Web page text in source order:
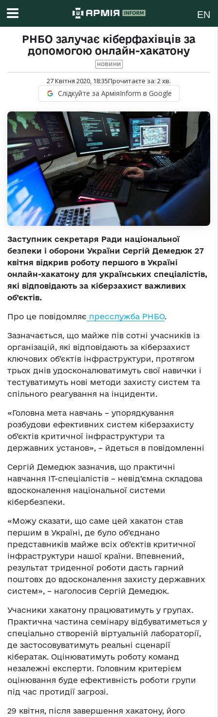
EN
РНБО залучає кіберфахівців за
допомогою онлайн-хакатону
НОВИНИ
27 Квітня 2020, 18:35Прочитаєте за: 2хв.
Слідкуйте за АрміяInform в Google
Заступник секретаря Ради національної
безпеки і оборони України Сергій Демедюк 27
квітня відкрив роботу першого в Україні
онлайн-хакатону для українських спеціалістів,
які відповідають за кіберзахист важливих
об’єктів.
Про це повідомляє пресслужба РНБО.
Зазначається, що майже пів сотні учасників із
організацій, які відповідають за кіберзахист
ключових об’єктів інфраструктури, протягом
трьох днів удосконалюватимуть свої навички і
тестуватимуть нові методи захисту систем та
спільного реагування на інциденти.
«Головна мета навчань – упорядкування
розбудови ефективних систем кіберзахисту
об’єктів критичної інфраструктури та
державних установ», – йдеться в повідомленні
Сергій Демедюк зазначив, що практичні
навчання IT-спеціалістів – невід’ємна складова
вдосконалення національної системи
кібербезпеки.
«Можу сказати, що саме цей хакатон став
першим в Україні, де було об’єднано
представників майже всіх об’єктів критичної
інфраструктури нашої країни. Впевнений,
результат триденної роботи дасть гарний
поштовх до вдосконалення захисту державних
систем», – наголосив Сергій Демедюк.
Учасники хакатону працюватимуть у групах.
Практична частина семінару відбуватиметься у
спеціально створеній віртуальній лабораторії,
де застосовуватимуть реальні сценарії
кібератак. Оцінюватимуть роботу команд
незалежні експерти. Головним критерієм
оцінювання буде ефективність роботи групи
під час протидії загрозі.
29 квітня, після завершення хакатону, його